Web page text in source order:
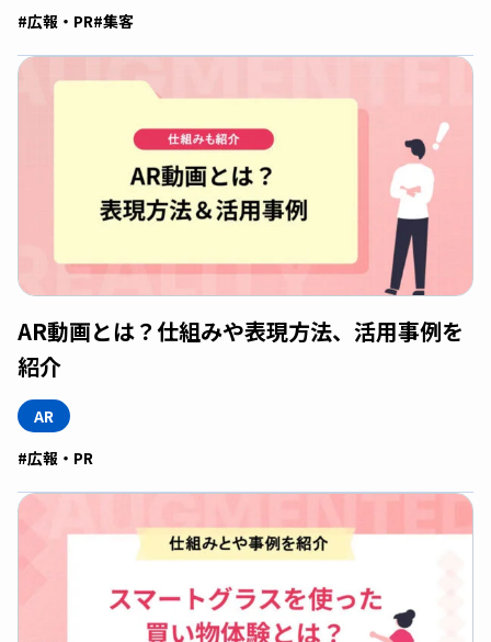
#広報・PR#集客
AR動画とは？仕組みや表現方法、活用事例を
紹介
AR
#広報・PR